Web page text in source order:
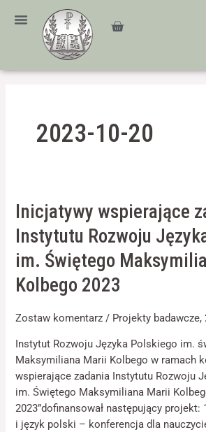
treści
Cart
2023-10-20
Inicjatywy wspierające
Instytutu Rozwoju
im. Świętego
Kolbego 2023
Zostaw komentarz / Projekty badawcze,
Instytut Rozwoju Języka Polskiego im.
Maksymiliana Marii Kolbego w ramach
wspierające zadania Instytutu Rozwoju
im. Świętego Maksymiliana Marii
2023”dofinansował następujący projekt:
i język polski – konferencja dla
Inicjatywy
wspierające
zadania
Instytutu
Rozwoju
Języka
im.
Maksymiliana
Marii
Kolbego
2023
Te pliki
nie są
one